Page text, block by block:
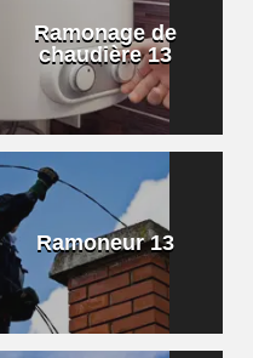
Ramonage de
chaudière 13
Ramoneur 13